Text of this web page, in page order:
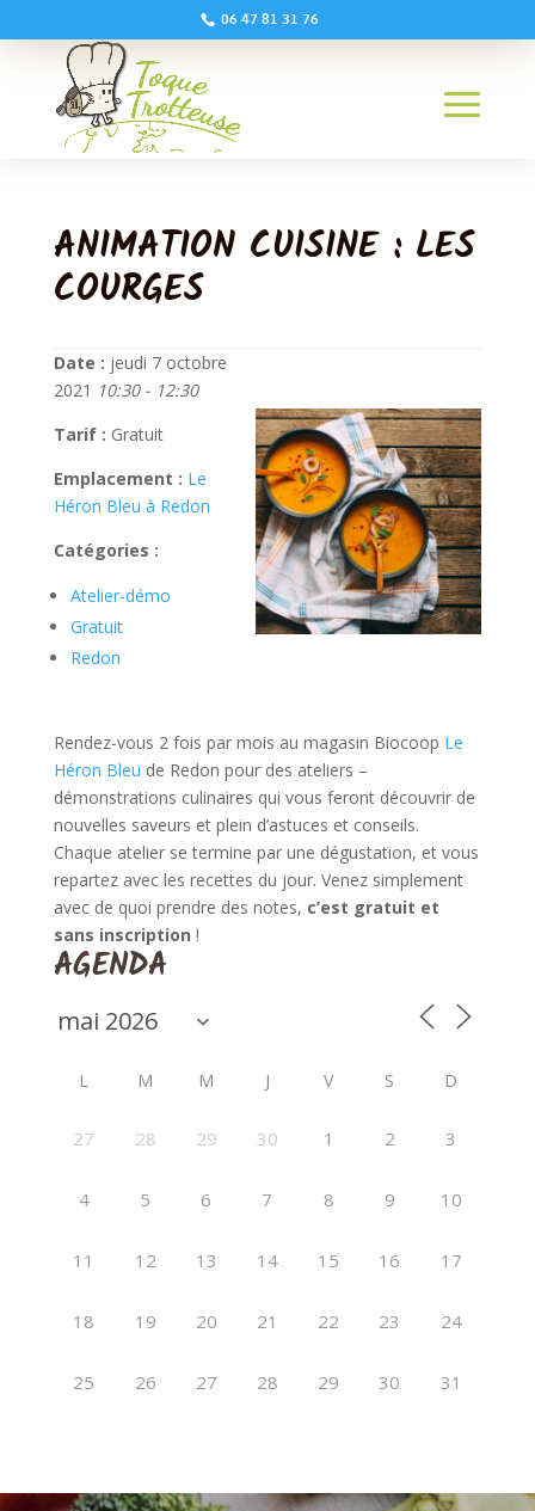
06 47 81 31 76
ANIMATION CUISINE : LES
COURGES
Date : jeudi 7 octobre
2021 10:30 - 12:30
Tarif : Gratuit
Emplacement : Le
Héron Bleu à Redon
Catégories :
Atelier-démo
Gratuit
Redon
Rendez-vous 2 fois par mois au magasin Biocoop Le
Héron Bleu de Redon pour des ateliers –
démonstrations culinaires qui vous feront découvrir de
nouvelles saveurs et plein d’astuces et conseils.
Chaque atelier se termine par une dégustation, et vous
repartez avec les recettes du jour. Venez simplement
avec de quoi prendre des notes, c’est gratuit et
sans inscription !
AGENDA
L M M J V S D
27 28 29 30 1 2 3
4 5 6 7 8 9 10
11 12 13 14 15 16 17
18 19 20 21 22 23 24
25 26 27 28 29 30 31